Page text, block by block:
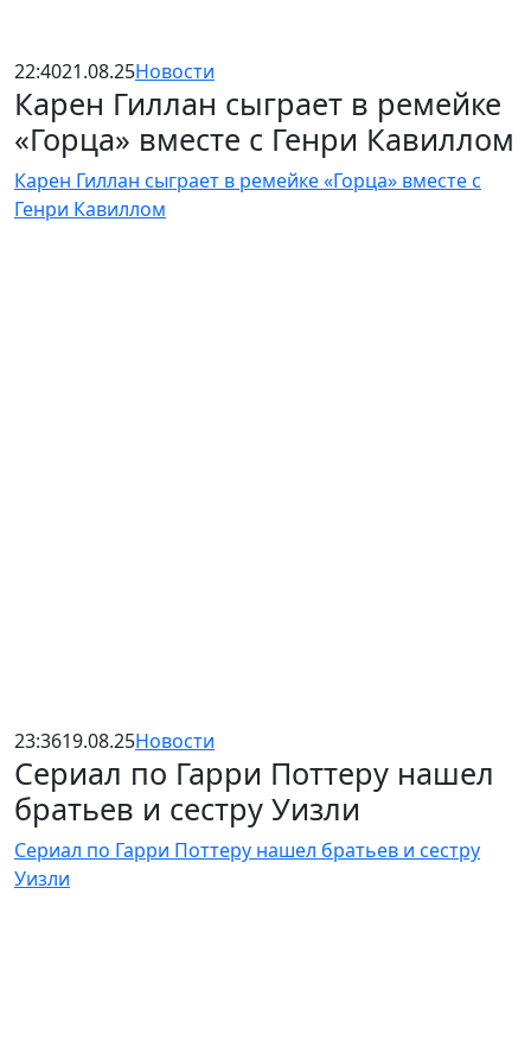
22:4021.08.25Новости
Карен Гиллан сыграет в ремейке
«Горца» вместе с Генри Кавиллом
Карен Гиллан сыграет в ремейке «Горца» вместе с
Генри Кавиллом
23:3619.08.25Новости
Сериал по Гарри Поттеру нашел
братьев и сестру Уизли
Сериал по Гарри Поттеру нашел братьев и сестру
Уизли